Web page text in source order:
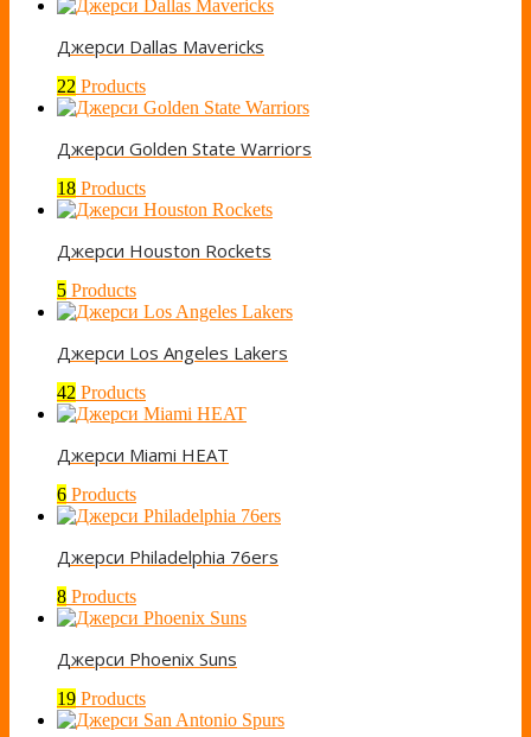
Джерси Dallas Mavericks
22 Products
Джерси Golden State Warriors
18 Products
Джерси Houston Rockets
5 Products
Джерси Los Angeles Lakers
42 Products
Джерси Miami HEAT
6 Products
Джерси Philadelphia 76ers
8 Products
Джерси Phoenix Suns
19 Products